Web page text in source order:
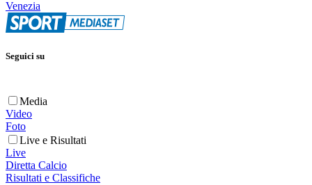
Venezia
Seguici su
Media
Video
Foto
Live e Risultati
Live
Diretta Calcio
Risultati e Classifiche